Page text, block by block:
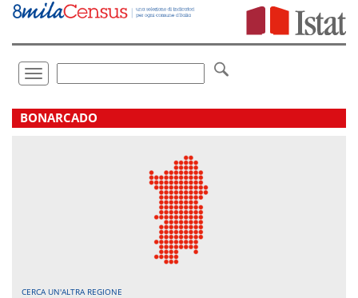
Vai
direttamente
Toggle
navigation
.
BONARCADO
CERCA UN'ALTRA REGIONE